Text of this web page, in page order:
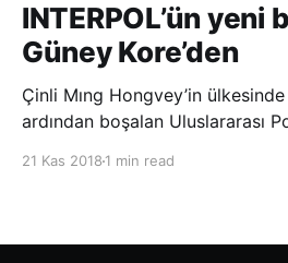
INTERPOL’ün yeni
Güney Kore’den
Çinli Mıng Hongvey’in ülkesinde
ardından boşalan Uluslararası
21 Kas 2018 1 min read